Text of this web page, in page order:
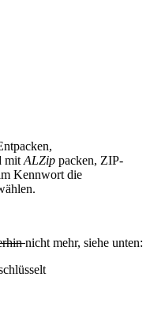
mit ALZip packen, ZIP-
Kennwort die
nicht mehr, siehe unten: